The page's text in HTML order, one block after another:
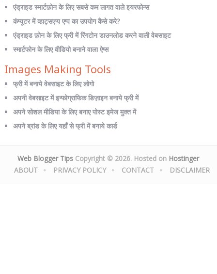
एंड्राइड स्मार्टफ़ोन के लिए सबसे कम लागत वाले इयरफोन्स
कंप्यूटर में व्हाट्सएप्प एप्प का उपयोग कैसे करे?
एंड्राइड फ़ोन के लिए फ्री में रिंगटोन डाउनलोड करने वाली वेबसाइट
स्मार्टफोन के लिए वीडियो बनाने वाला ऐप्स
Images Making Tools
फ्री में बनाये वेबसाइट के लिए लोगो
अपनी वेबसाइट में इन्फोग्राफिक डिज़ाइन बनाये फ्री में
अपने सोशल मीडिया के लिए बनाए पोस्ट इमेज मुक्त में
अपने ब्रांड के लिए यहाँ से फ्री में बनाये कार्ड
Web Blogger Tips Copyright © 2026. Hosted on Hostinger
ABOUT
PRIVACY POLICY CONTACT DISCLAIMER